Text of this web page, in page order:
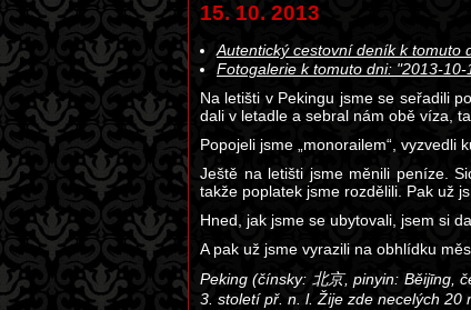
15. 10. 2013
Autentický cestovní deník k tomuto
Fotogalerie k tomuto dni: "2013-
Na letišti v Pekingu jsme se seřadili
dali v letadle a sebral nám obě víza,
Popojeli jsme „monorailem“, vyzvedli
Ještě na letišti jsme měnili peníze.
takže poplatek jsme rozdělili. Pak už
Hned, jak jsme se ubytovali, jsem si
A pak už jsme vyrazili na obhlídku
Peking (čínsky: 北京, pinyin: Běijīng,
3. století př. n. l. Žije zde necelých 20